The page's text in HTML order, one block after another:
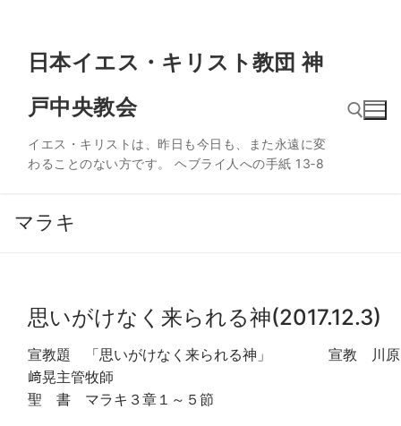
日本イエス・キリスト教団 神
戸中央教会
イエス・キリストは、昨日も今日も、また永遠に変
わることのない方です。 ヘブライ人への手紙 13‐8
マラキ
思いがけなく来られる神(2017.12.3)
宣教題 「思いがけなく来られる神」 宣教 川原
﨑晃主管牧師
聖 書 マラキ３章１～５節